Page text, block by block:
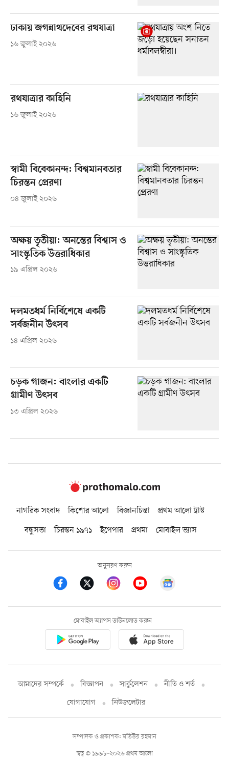
ঢাকায় জগন্নাথদেবের রথযাত্রা
১৬ জুলাই ২০২৬
রথযাত্রার কাহিনি
১৬ জুলাই ২০২৬
স্বামী বিবেকানন্দ: বিশ্বমানবতার
চিরন্তন প্রেরণা
০৪ জুলাই ২০২৬
অক্ষয় তৃতীয়া: অনন্তের বিশ্বাস ও
সাংস্কৃতিক উত্তরাধিকার
১৯ এপ্রিল ২০২৬
দলমতধর্ম নির্বিশেষে একটি
সর্বজনীন উৎসব
১৪ এপ্রিল ২০২৬
চড়ক গাজন: বাংলার একটি
গ্রামীণ উৎসব
১৩ এপ্রিল ২০২৬
নাগরিক সংবাদ কিশোর আলো বিজ্ঞানচিন্তা
প্রথম আলো ট্রাস্ট
বন্ধুসভা
চিরন্তন ১৯৭১ ইপেপার প্রথমা মোবাইল ভ্যাস
অনুসরণ করুন
মোবাইল অ্যাপস ডাউনলোড করুন
আমাদের সম্পর্কে বিজ্ঞাপন সার্কুলেশন
নীতি ও শর্ত
যোগাযোগ
নিউজলেটার
স্বত্ব © ১৯৯৮-২০২৬ প্রথম আলো
সম্পাদক ও প্রকাশক: মতিউর রহমান